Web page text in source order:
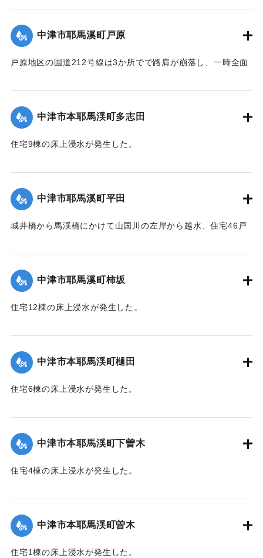
梅雨前線豪雨を振り返って～』,2014】
｜固有コード:09921027
中津市耶馬溪町戸原
戸原地区の国道212号線は3か所でで路肩が崩落し、一時全面
梅雨前線豪雨を振り返って～』,2014】
｜固有コード:09921028
中津市本耶馬渓町多志田
住宅9棟の床上浸水が発生した。
研究所資料』第758号,2013,pp.1-73】
｜固有コード:09921021
中津市耶馬溪町平田
城井橋から馬渓橋にかけて山国川の左岸から越水、住宅46戸
24年7月九州北部豪雨災害に関する調査」『国土技術政策総合
研究所資料』第758号,2013,pp.1-73】
中津市耶馬溪町柿坂
住宅12棟の床上浸水が発生した。
研究所資料』第758号,2013,pp.1-73】
｜固有コード:09921023
中津市本耶馬渓町樋田
住宅6棟の床上浸水が発生した。
研究所資料』第758号,2013,pp.1-73】
｜固有コード:09921017
中津市本耶馬渓町下曽木
住宅4棟の床上浸水が発生した。
研究所資料』第758号,2013,pp.1-73】
｜固有コード:09921018
中津市本耶馬渓町曽木
住宅1棟の床上浸水が発生した。